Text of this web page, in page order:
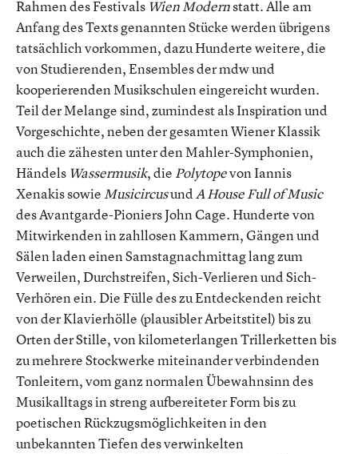
Rahmen des Festivals Wien Modernstatt. Alle am
Anfang des Texts genannten Stücke werden übrigens
tatsächlich vorkommen, dazu Hunderte weitere, die
von Studierenden, Ensembles der mdw und
kooperierenden Musikschulen eingereicht wurden.
Teil der Melange sind, zumindest als Inspiration und
Vorgeschichte, neben der gesamten Wiener Klassik
auch die zähesten unter den Mahler-Symphonien,
Händels Wassermusik, die Polytopevon Iannis
Xenakis sowie MusicircusundA House Full of Music
des Avantgarde-Pioniers John Cage. Hunderte von
Mitwirkenden in zahllosen Kammern, Gängen und
Sälen laden einen Samstagnachmittag lang zum
Verweilen, Durchstreifen, Sich-Verlieren und Sich-
Verhören ein. Die Fülle des zu Entdeckenden reicht
von der Klavierhölle (plausibler Arbeitstitel) bis zu
Orten der Stille, von kilometerlangen Trillerketten bis
zu mehrere Stockwerke miteinander verbindenden
Tonleitern, vom ganz normalen Übewahnsinn des
Musikalltags in streng aufbereiteter Form bis zu
poetischen Rückzugsmöglichkeiten in den
unbekannten Tiefen des verwinkelten